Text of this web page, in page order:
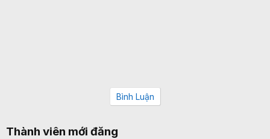
Bình Luận
Thành viên mới đăng